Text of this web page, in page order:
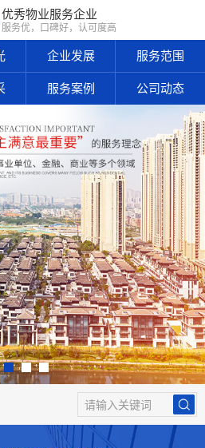
优秀物业服务企业
服务优，口碑好，认可度高
企业发展 服务范围
服务案例 公司动态
请输入关键词